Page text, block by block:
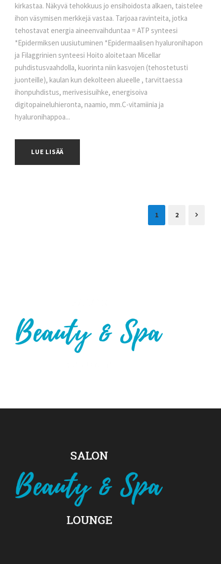
kirkastaa. Näkyvä tehokkuus jo ensihoidosta alkaen, taistelee
ihon väsymisen merkkejä vastaa. Tarjoaa ravinteita, jotka
tehostavat energia aineenvaihduntaa = ATP synteesi
*Epidermiksen uusiutuminen *Epidermaalisen hyaluronihapon
ja Filaggrinien synteesi Hoito aloitetaan Micellar
puhdistusvaahdolla, kuorinta niin kasvojen (tehostetusti
juonteille), kaulan kun dekolteen alueelle , tarvittaessa
ihonpuhdistus, merivesisuihke, energisoiva
digitopaineluhieronta, naamio, mm.C-vitamiinia ja
hyaluronihappoa...
LUE LISÄÄ
1 2